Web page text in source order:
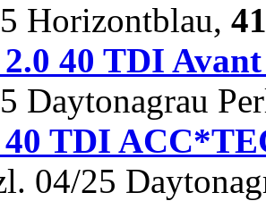
Horizontblau,
40 TDI
Daytonagrau
40 TDI
04/25